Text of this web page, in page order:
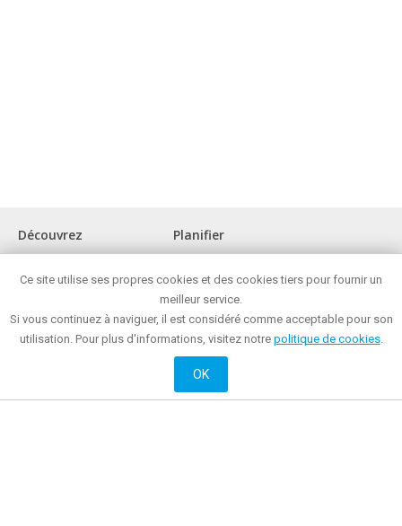
Découvrez
Musées et lieux d'intérêt
Réunions et congrès
Mataró toute l'année
Planifier
Office de tourisme
Où manger?
Où faire des achats ?
Mataró la nuit
Ce site utilise ses propres cookies et des cookies tiers pour fournir un
meilleur service.
Si vous continuez à naviguer, il est considéré comme acceptable pour son
utilisation. Pour plus d'informations, visitez notre politique de cookies.
OK